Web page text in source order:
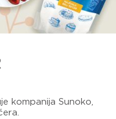
kompanija Sunoko,